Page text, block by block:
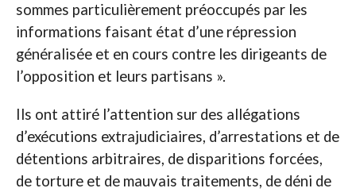
sommes particulièrement préoccupés par les
informations faisant état d’une répression
généralisée et en cours contre les dirigeants de
l’opposition et leurs partisans ».
Ils ont attiré l’attention sur des allégations
d’exécutions extrajudiciaires, d’arrestations et de
détentions arbitraires, de disparitions forcées,
de torture et de mauvais traitements, de déni de